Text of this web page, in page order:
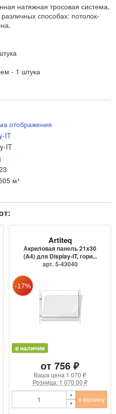
натяжная тросовая система,
способах: потолок-
- 1 штука
отображения
IT
IT
м³
Artiteq
Акриловая панель 21x30
(A4) для Display-IT, гори...
арт. 5-43040
в наличии
от 756 ₽
Ваша цена 1 070 ₽
Розница: 1 070.00 ₽
в корзину